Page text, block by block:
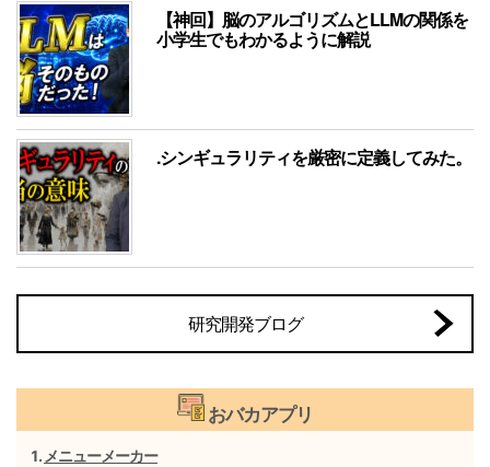
【神回】脳のアルゴリズムとLLMの関係を
小学生でもわかるように解説
.シンギュラリティを厳密に定義してみた。
研究開発ブログ
おバカアプリ
メニューメーカー